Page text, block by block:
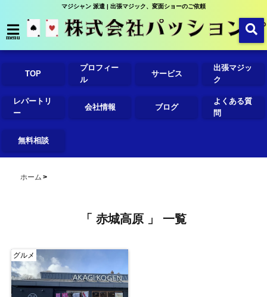
マジシャン 派遣 | 出張マジック、変面ショーのご依頼
menu
TOP
プロフィー
ル
サービス
出張マジッ
ク
レパートリ
ー
会社情報 ブログ
よくある質
問
無料相談
ホーム
「 赤城高原 」 一覧
グルメ